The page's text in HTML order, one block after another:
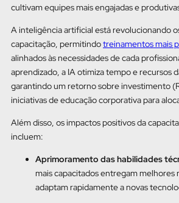
cultivam equipes mais engajadas e
A inteligência artificial está revolucionando
capacitação, permitindotreinamentos mais
alinhados às necessidades de cada
aprendizado, a IA otimiza tempo e recursos
garantindo um retorno sobre investimento
iniciativas de educação corporativa para
Além disso, os impactos positivos da
incluem:
Aprimoramento das habilidades
mais capacitados entregam melhores
adaptam rapidamente a novas